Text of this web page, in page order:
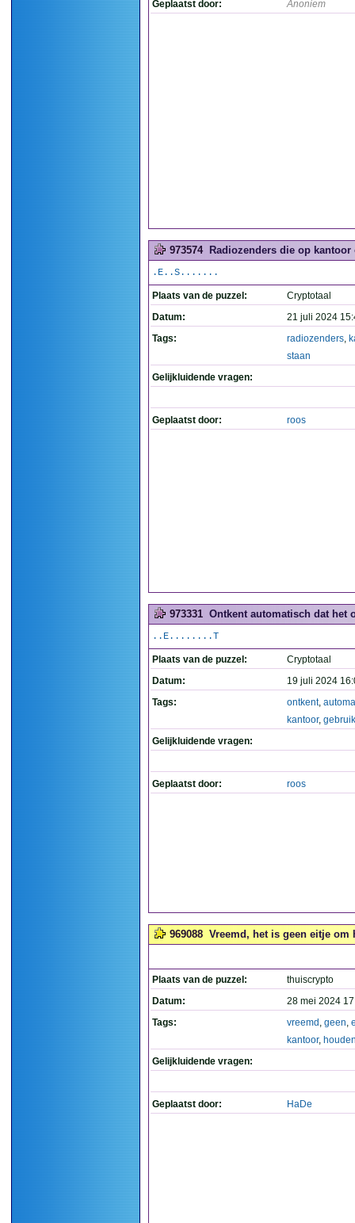
Geplaatst door: Anoniem
973574 Radiozenders die op kantoor
.E..S.......
Plaats van de puzzel:
Cryptotaal
Datum:
21 juli 2024
Tags:
radiozenders,
staan
Gelijkluidende vragen:
Geplaatst door: roos
973331 Ontkent automatisch dat het
..E........T
Plaats van de puzzel:
Cryptotaal
Datum:
19 juli 2024
Tags:
ontkent,
kantoor,
Gelijkluidende vragen:
Geplaatst door: roos
969088 Vreemd, het is geen eitje om
Plaats van de puzzel:
thuiscrypto
Datum:
28 mei 2024
Tags:
vreemd , geen,
kantoor,
Gelijkluidende vragen:
Geplaatst door: HaDe